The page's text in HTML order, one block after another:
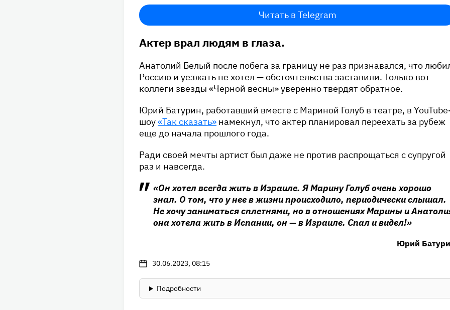
Читать в Telegram
Актер врал людям в глаза.
Анатолий Белый после побега за границу не раз признавался, что
Россию и уезжать не хотел — обстоятельства заставили. Только вот
коллеги звезды «Черной весны» уверенно твердят обратное.
Юрий Батурин, работавший вместе с Мариной Голуб в театре, в
шоу«Так сказать» намекнул, что актер планировал переехать за рубеж
еще до начала прошлого года.
Ради своей мечты артист был даже не против распрощаться с супругой
раз и навсегда.
«Он хотел всегда жить в Израиле. Я Марину Голуб очень хорошо
знал. О том, что у нее в жизни происходило, периодически слышал.
Не хочу заниматься сплетнями, но в отношениях Марины и
она хотела жить в Испании, он — в Израиле. Спал и видел!»
Юрий
30.06.2023, 08:15
Подробности